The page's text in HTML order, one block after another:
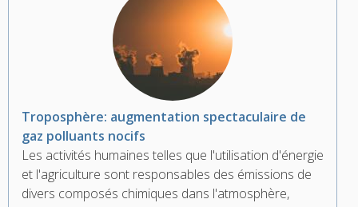
Troposphère: augmentation spectaculaire de
gaz polluants nocifs
Les activités humaines telles que l'utilisation d'énergie
et l'agriculture sont responsables des émissions de
divers composés chimiques dans l'atmosphère,